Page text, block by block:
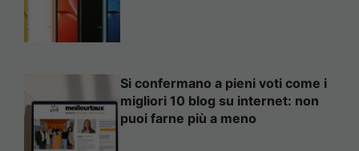
Si confermano a pieni voti come i
migliori 10 blog su internet: non
puoi farne più a meno